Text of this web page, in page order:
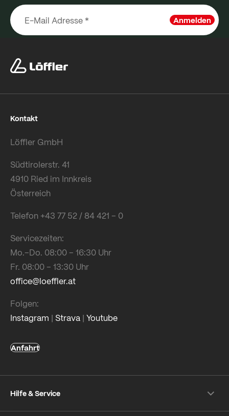
Anmelden
Kontakt
Löffler GmbH
Südtirolerstr. 41
4910 Ried im Innkreis
Österreich
Telefon +43 77 52 / 84 421 – 0
Servicezeiten:
Mo.–Do. 08:00 – 16:30 Uhr
Fr. 08:00 – 13:30 Uhr
office@loeffler.at
Folgen:
Instagram | Strava | Youtube
Anfahrt
Hilfe & Service